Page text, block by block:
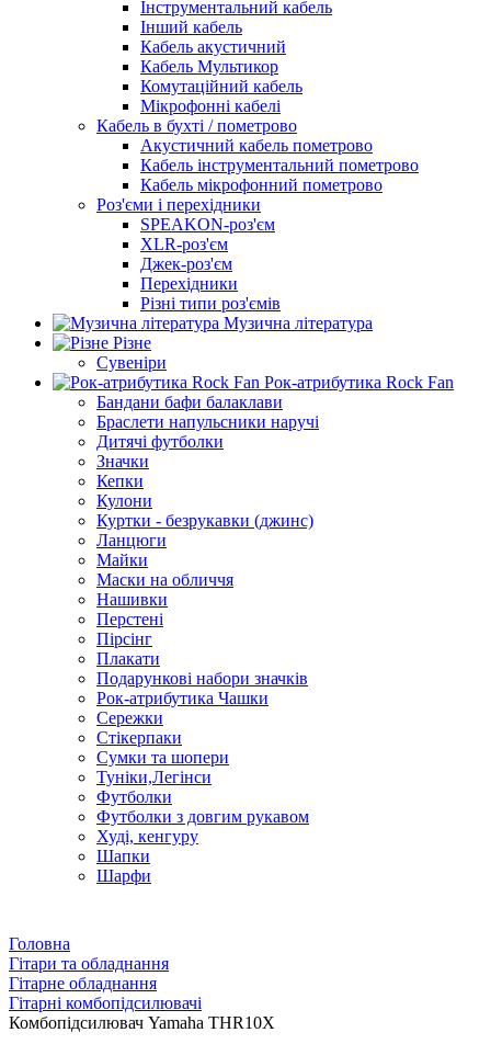
Інструментальний кабель
Інший кабель
Кабель акустичний
Кабель Мультикор
Комутаційний кабель
Мікрофонні кабелі
Кабель в бухті / пометрово
Акустичний кабель пометрово
Кабель інструментальний пометрово
Кабель мікрофонний пометрово
Роз'єми і перехідники
SPEAKON-роз'єм
XLR-роз'єм
Джек-роз'єм
Перехідники
Різні типи роз'ємів
Музична література
Різне
Сувеніри
Рок-атрибутика Rock Fan
Бандани бафи балаклави
Браслети напульсники наручі
Дитячі футболки
Значки
Кепки
Кулони
Куртки - безрукавки (джинс)
Ланцюги
Майки
Маски на обличчя
Нашивки
Перстені
Пірсінг
Плакати
Подарункові набори значків
Рок-атрибутика Чашки
Сережки
Стікерпаки
Сумки та шопери
Туніки,Легінси
Футболки
Футболки з довгим рукавом
Худі, кенгуру
Шапки
Шарфи
Головна
Гітари та обладнання
Гітарне обладнання
Гітарні комбопідсилювачі
Комбопідсилювач Yamaha THR10X